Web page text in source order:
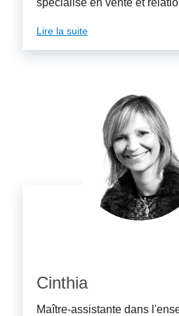
Lire la suite
Cinthia
Maître-assistante dans